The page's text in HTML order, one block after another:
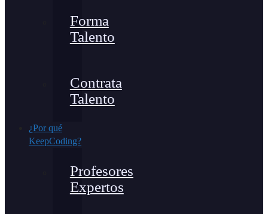
Forma
Talento
Contrata
Talento
¿Por qué
KeepCoding?
Profesores
Expertos